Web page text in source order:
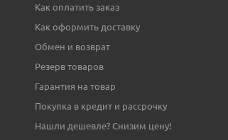
Как оплатить заказ
Как оформить доставку
Обмен и возврат
Резерв товаров
Гарантия на товар
Покупка в кредит и рассрочку
Нашли дешевле? Снизим цену!